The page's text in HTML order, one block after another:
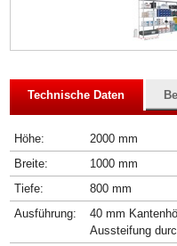
Technische Daten
Höhe:
2000 mm
Breite:
1000 mm
Tiefe:
800 mm
Ausführung:
40 mm
Aussteifung